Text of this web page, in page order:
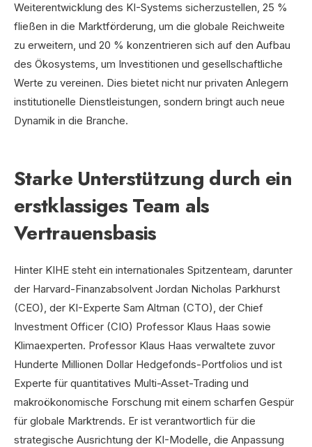
Weiterentwicklung des KI-Systems sicherzustellen, 25 %
fließen in die Marktförderung, um die globale Reichweite
zu erweitern, und 20 % konzentrieren sich auf den Aufbau
des Ökosystems, um Investitionen und gesellschaftliche
Werte zu vereinen. Dies bietet nicht nur privaten Anlegern
institutionelle Dienstleistungen, sondern bringt auch neue
Dynamik in die Branche.
Starke Unterstützung durch ein
erstklassiges Team als
Vertrauensbasis
Hinter KIHE steht ein internationales Spitzenteam, darunter
der Harvard-Finanzabsolvent Jordan Nicholas Parkhurst
(CEO), der KI-Experte Sam Altman (CTO), der Chief
Investment Officer (CIO) Professor Klaus Haas sowie
Klimaexperten. Professor Klaus Haas verwaltete zuvor
Hunderte Millionen Dollar Hedgefonds-Portfolios und ist
Experte für quantitatives Multi-Asset-Trading und
makroökonomische Forschung mit einem scharfen Gespür
für globale Marktrends. Er ist verantwortlich für die
strategische Ausrichtung der KI-Modelle, die Anpassung